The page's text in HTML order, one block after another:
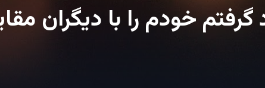
گرفتم خودم را با دیگران